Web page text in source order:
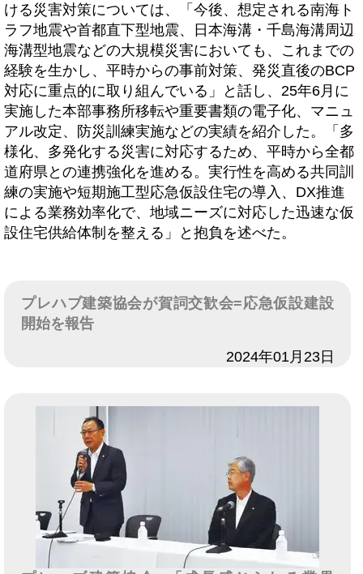
ける災害対策については、「今後、想定される南海ト
ラフ地震や首都直下型地震、日本海溝・千島海溝周辺
海溝型地震などの大規模災害においても、これまでの
経験を生かし、平時からの事前対策、発災直後のBCP
対応に重点的に取り組んでいる」と話し、25年6月に
実施した本部事務所移転や重要書類の電子化、マニュ
アル改定、防災訓練実施などの実績を紹介した。「多
様化、多発化する災害に対応するため、平時から全都
道府県との連携強化を進める。実行性を高める共同訓
練の実施や短期施工型応急仮設住宅の導入、DX推進
による業務効率化で、地域ニーズに対応した迅速な仮
設住宅供給体制を整える」と抱負を述べた。
プレハブ建築協会が賀詞交歓会=応急仮設建設
開始を報告
2024年01月23日